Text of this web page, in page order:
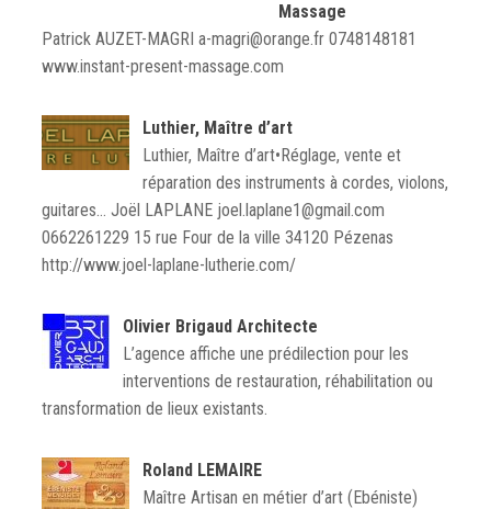
Massage
Patrick AUZET-MAGRI a-magri@orange.fr 0748148181
www.instant-present-massage.com
Luthier, Maître d’art
Luthier, Maître d’art•Réglage, vente et
réparation des instruments à cordes, violons,
guitares… Joël LAPLANE joel.laplane1@gmail.com
0662261229 15 rue Four de la ville 34120 Pézenas
http://www.joel-laplane-lutherie.com/
Olivier Brigaud Architecte
L’agence affiche une prédilection pour les
interventions de restauration, réhabilitation ou
transformation de lieux existants.
Roland LEMAIRE
Maître Artisan en métier d’art (Ebéniste)